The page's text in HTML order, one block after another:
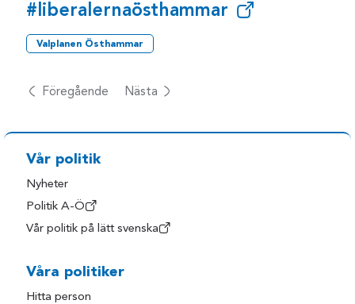
#liberalernaösthammar
Valplanen Östhammar
Föregående Nästa
Vår politik
Nyheter
Politik A-Ö
Vår politik på lätt svenska
Våra politiker
Hitta person